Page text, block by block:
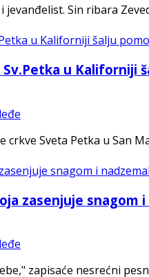
jevanđelist. Sin ribara
u Kaliforniji
Sveta Petka u San
zasenjuje
zapisaće nesrećni